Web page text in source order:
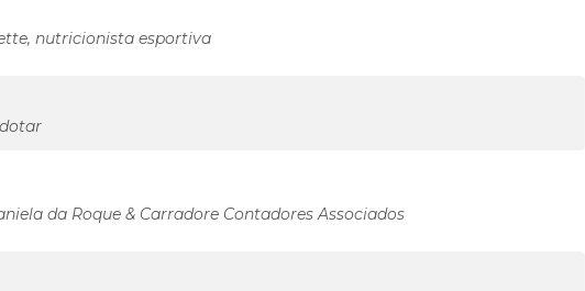
nutricionista esportiva
da Roque & Carradore Contadores Associados